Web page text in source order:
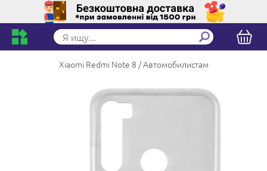
Xiaomi Redmi Note 8 Автомобилистам